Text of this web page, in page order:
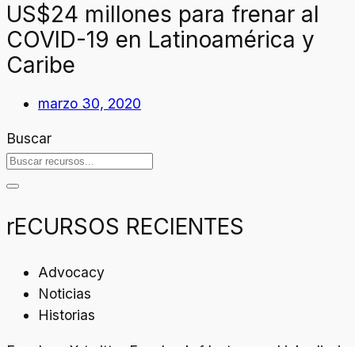
US$24 millones para frenar al
COVID-19 en Latinoamérica y
Caribe
marzo 30, 2020
Buscar
rECURSOS RECIENTES
Advocacy
Noticias
Historias